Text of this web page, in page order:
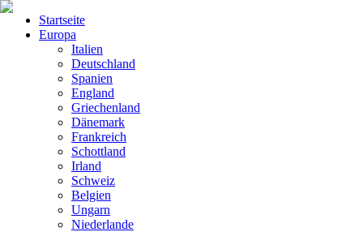
Startseite
Europa
Italien
Deutschland
Spanien
England
Griechenland
Dänemark
Frankreich
Schottland
Irland
Schweiz
Belgien
Ungarn
Niederlande